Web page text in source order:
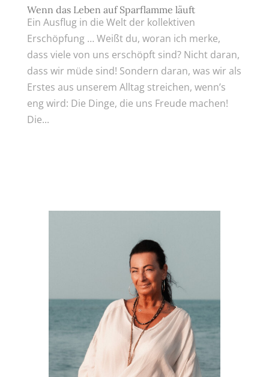
Wenn das Leben auf Sparflamme läuft
Ein Ausflug in die Welt der kollektiven
Erschöpfung … Weißt du, woran ich merke,
dass viele von uns erschöpft sind? Nicht daran,
dass wir müde sind! Sondern daran, was wir als
Erstes aus unserem Alltag streichen, wenn’s
eng wird: Die Dinge, die uns Freude machen!
Die...